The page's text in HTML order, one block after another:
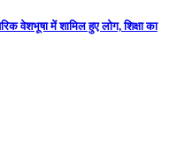
वेशभूषा में शामिल हुए लोग, शिक्षा का